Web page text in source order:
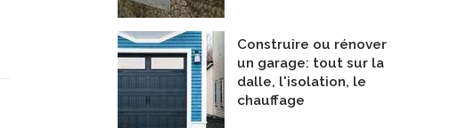
Construire ou rénover
un garage: tout sur la
dalle, l'isolation, le
chauffage